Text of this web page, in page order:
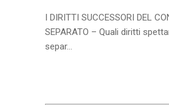
I DIRITTI SUCCESSORI DEL
SEPARATO – Quali diritti
separ...